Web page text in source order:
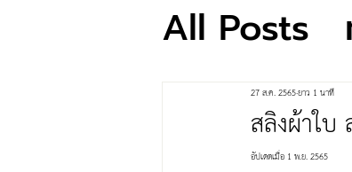
All Posts
ปั้นจั่น
เ
สลิงผ้าใบ
27 ส.ค. 2565ยาว 1 นาที
อัปเดตเมื่อ 1 พ.ย. 2565